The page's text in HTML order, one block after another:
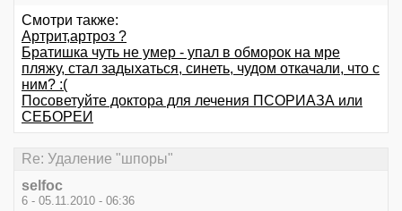
Смотри также:
Артрит,артроз ?
Братишка чуть не умер - упал в обморок на мре
пляжу, стал задыхаться, синеть, чудом откачали, что с
ним? :(
Посоветуйте доктора для лечения ПСОРИАЗА или
СЕБОРЕИ
Re: Удаление "шпоры"
selfoc
6 - 05.11.2010 - 06:36